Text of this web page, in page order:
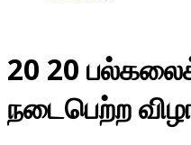
20 20
நடைபெற்ற